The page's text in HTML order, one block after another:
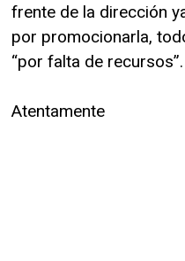
frente de la dirección
por promocionarla,
“por falta de recursos”.
Atentamente